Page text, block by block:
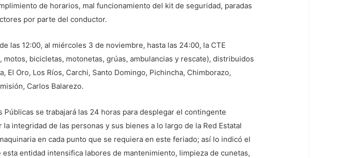
de horarios, mal funcionamiento del kit de seguridad, paradas
por parte del conductor.
las 12:00, al miércoles 3 de noviembre, hasta las 24:00, la CTE
bicicletas, motonetas, grúas, ambulancias y rescate), distribuidos
El Oro, Los Ríos, Carchi, Santo Domingo, Pichincha, Chimborazo,
Carlos Balarezo.
se trabajará las 24 horas para desplegar el contingente
integridad de las personas y sus bienes a lo largo de la Red Estatal
en cada punto que se requiera en este feriado; así lo indicó el
entidad intensifica labores de mantenimiento, limpieza de cunetas,